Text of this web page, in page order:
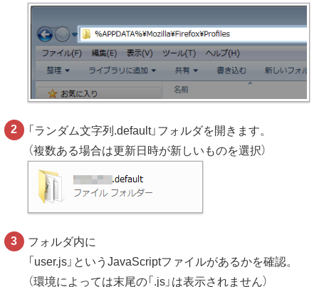
「ランダム文字列.default」フォルダを開きます。
（複数ある場合は更新日時が新しいものを選択）
フォルダ内に
「user.js」というJavaScriptファイルがあるかを確認。
（環境によっては末尾の「.js」は表示されません）